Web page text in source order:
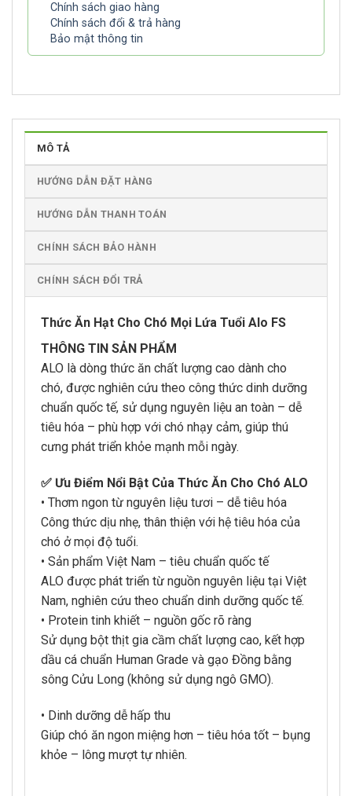
Chính sách giao hàng
Chính sách đổi & trả hàng
Bảo mật thông tin
MÔ TẢ
HƯỚNG DẪN ĐẶT HÀNG
HƯỚNG DẪN THANH TOÁN
CHÍNH SÁCH BẢO HÀNH
CHÍNH SÁCH ĐỔI TRẢ
Thức Ăn Hạt Cho Chó Mọi Lứa Tuổi Alo FS
THÔNG TIN SẢN PHẨM
ALO là dòng thức ăn chất lượng cao dành cho
chó, được nghiên cứu theo công thức dinh dưỡng
chuẩn quốc tế, sử dụng nguyên liệu an toàn – dễ
tiêu hóa – phù hợp với chó nhạy cảm, giúp thú
cưng phát triển khỏe mạnh mỗi ngày.
✅ Ưu Điểm Nổi Bật Của Thức Ăn Cho Chó ALO
• Thơm ngon từ nguyên liệu tươi – dễ tiêu hóa
Công thức dịu nhẹ, thân thiện với hệ tiêu hóa của
chó ở mọi độ tuổi.
• Sản phẩm Việt Nam – tiêu chuẩn quốc tế
ALO được phát triển từ nguồn nguyên liệu tại Việt
Nam, nghiên cứu theo chuẩn dinh dưỡng quốc tế.
• Protein tinh khiết – nguồn gốc rõ ràng
Sử dụng bột thịt gia cầm chất lượng cao, kết hợp
dầu cá chuẩn Human Grade và gạo Đồng bằng
sông Cửu Long (không sử dụng ngô GMO).
• Dinh dưỡng dễ hấp thu
Giúp chó ăn ngon miệng hơn – tiêu hóa tốt – bụng
khỏe – lông mượt tự nhiên.